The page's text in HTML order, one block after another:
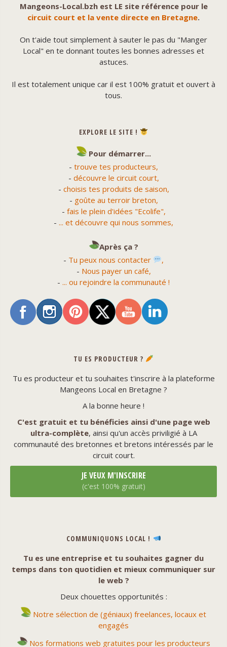
Mangeons-Local.bzh est LE site référence pour le
circuit court et la vente directe en Bretagne.
On t'aide tout simplement à sauter le pas du "Manger
Local" en te donnant toutes les bonnes adresses et
astuces.
Il est totalement unique car il est 100% gratuit et ouvert à
tous.
EXPLORE LE SITE !
Pour démarrer...
- trouve tes producteurs,
- découvre le circuit court,
- choisis tes produits de saison,
- goûte au terroir breton,
- fais le plein d'idées "Ecolife",
- ... et découvre qui nous sommes,
Après ça ?
- Tu peux nous contacter
,
- Nous payer un café,
- ... ou rejoindre la communauté !
TU ES PRODUCTEUR ?
Tu es producteur et tu souhaites t'inscrire à la plateforme
Mangeons Local en Bretagne ?
A la bonne heure !
C'est gratuit et tu bénéficies ainsi d'une page web
ultra-complète, ainsi qu'un accès priviligié à LA
communauté des bretonnes et bretons intéressés par le
circuit court.
JE VEUX M'INSCRIRE
(c'est 100% gratuit)
COMMUNIQUONS LOCAL !
Tu es une entreprise et tu souhaites gagner du
temps dans ton quotidien et mieux communiquer sur
le web ?
Deux chouettes opportunités :
Notre sélection de (géniaux) freelances, locaux et
engagés
Nos formations web gratuites pour les producteurs